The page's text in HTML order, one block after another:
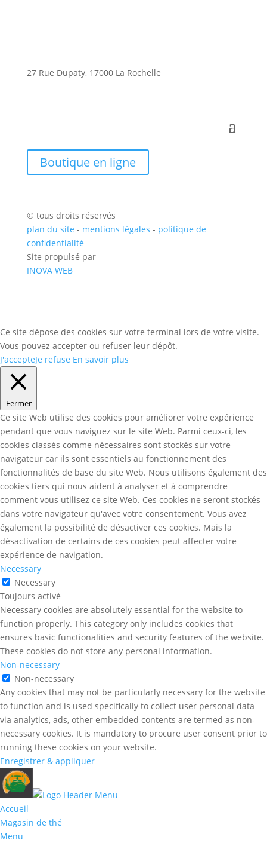
27 Rue Dupaty, 17000 La Rochelle
Boutique en ligne
© tous droits réservés
plan du site - mentions légales - politique de
confidentialité
Site propulsé par
INOVA WEB
Ce site dépose des cookies sur votre terminal lors de votre visite.
Vous pouvez accepter ou refuser leur dépôt.
J'accepteJe refuse En savoir plus
Fermer
Ce site Web utilise des cookies pour améliorer votre expérience
pendant que vous naviguez sur le site Web. Parmi ceux-ci, les
cookies classés comme nécessaires sont stockés sur votre
navigateur car ils sont essentiels au fonctionnement des
fonctionnalités de base du site Web. Nous utilisons également des
cookies tiers qui nous aident à analyser et à comprendre
comment vous utilisez ce site Web. Ces cookies ne seront stockés
dans votre navigateur qu'avec votre consentement. Vous avez
également la possibilité de désactiver ces cookies. Mais la
désactivation de certains de ces cookies peut affecter votre
expérience de navigation.
Necessary
Necessary
Toujours activé
Necessary cookies are absolutely essential for the website to
function properly. This category only includes cookies that
ensures basic functionalities and security features of the website.
These cookies do not store any personal information.
Non-necessary
Non-necessary
Any cookies that may not be particularly necessary for the website
to function and is used specifically to collect user personal data
via analytics, ads, other embedded contents are termed as non-
necessary cookies. It is mandatory to procure user consent prior to
running these cookies on your website.
Enregistrer & appliquer
Accueil
Magasin de thé
Menu